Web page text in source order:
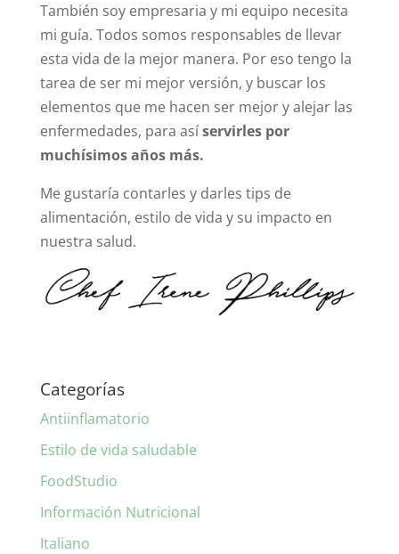
También soy empresaria y mi equipo necesita
mi guía. Todos somos responsables de llevar
esta vida de la mejor manera. Por eso tengo la
tarea de ser mi mejor versión, y buscar los
elementos que me hacen ser mejor y alejar las
enfermedades, para asíservirles por
muchísimos años más.
Me gustaría contarles y darles tips de
alimentación, estilo de vida y su impacto en
nuestra salud.
Categorías
Antiinflamatorio
Estilo de vida saludable
FoodStudio
Información Nutricional
Italiano